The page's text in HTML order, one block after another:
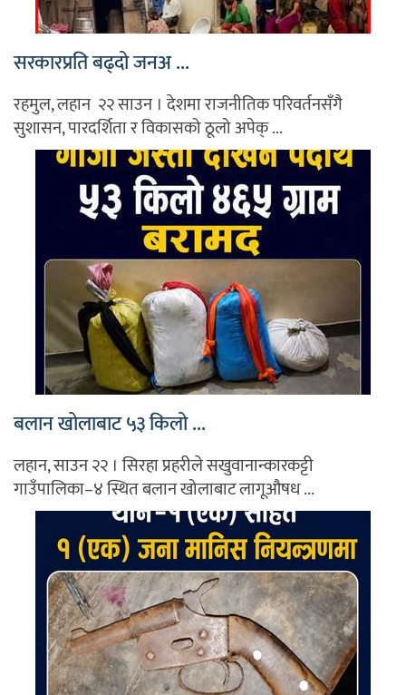
सरकारप्रति बढ्दो जनअ ...
रहमुल, लहान २२ साउन । देशमा राजनीतिक परिवर्तनसँगै
सुशासन, पारदर्शिता र विकासको ठूलो अपेक् ...
बलान खोलाबाट ५३ किलो ...
लहान, साउन २२ । सिरहा प्रहरीले सखुवानान्कारकट्टी
गाउँपालिका–४ स्थित बलान खोलाबाट लागूऔषध ...